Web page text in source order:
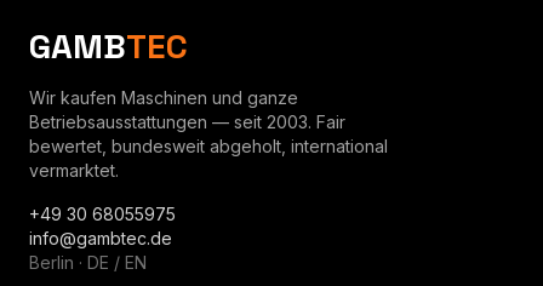
GAMBTEC
Wir kaufen Maschinen und ganze
Betriebsausstattungen — seit 2003. Fair
bewertet, bundesweit abgeholt, international
vermarktet.
+49 30 68055975
info@gambtec.de
Berlin · DE / EN